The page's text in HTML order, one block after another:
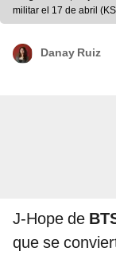
militar el 17 de abril
Danay Ruiz
J-Hope de
que se